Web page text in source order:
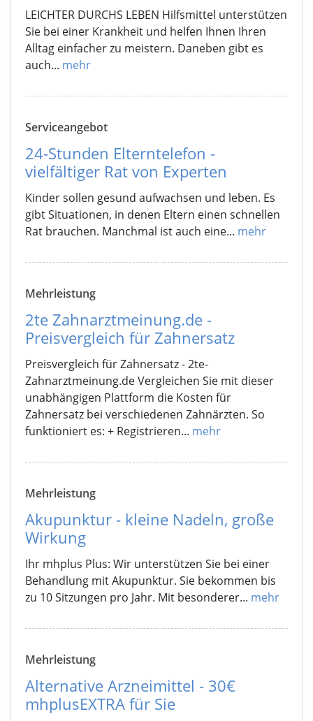
LEICHTER DURCHS LEBEN Hilfsmittel unterstützen
Sie bei einer Krankheit und helfen Ihnen Ihren
Alltag einfacher zu meistern. Daneben gibt es
auch... mehr
Serviceangebot
24-Stunden Elterntelefon -
vielfältiger Rat von Experten
Kinder sollen gesund aufwachsen und leben. Es
gibt Situationen, in denen Eltern einen schnellen
Rat brauchen. Manchmal ist auch eine... mehr
Mehrleistung
2te Zahnarztmeinung.de -
Preisvergleich für Zahnersatz
Preisvergleich für Zahnersatz - 2te-
Zahnarztmeinung.de Vergleichen Sie mit dieser
unabhängigen Plattform die Kosten für
Zahnersatz bei verschiedenen Zahnärzten. So
funktioniert es: + Registrieren... mehr
Mehrleistung
Akupunktur - kleine Nadeln, große
Wirkung
Ihr mhplus Plus: Wir unterstützen Sie bei einer
Behandlung mit Akupunktur. Sie bekommen bis
zu 10 Sitzungen pro Jahr. Mit besonderer... mehr
Mehrleistung
Alternative Arzneimittel - 30€
mhplusEXTRA für Sie